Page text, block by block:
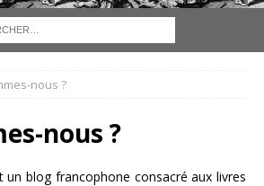
nous ?
nous ?
un blog francophone consacré aux livres